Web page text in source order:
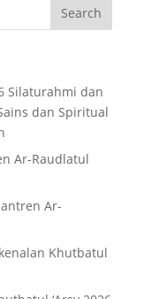
Silaturahmi dan
dan Spiritual
Ar-Raudlatul
Ar-
Khutbatul